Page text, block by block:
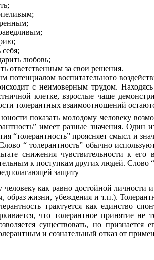
любовь;
ответственным за свои решения.
воспитательного
с неимоверным трудом.
клетке, взрослые чаще
толерантных взаимоотношений
показать молодому человеку
имеет разные значения. Один
“толерантность” проясняет смысл
“ толерантность” обычно
снижения чувствительности к
к поступкам других людей. Слово
защиту
как равно достойной
жизни, убеждения и т.п.).
трактуется как единство
что толерантное принятие
существовать, но
и сознательный отказ от